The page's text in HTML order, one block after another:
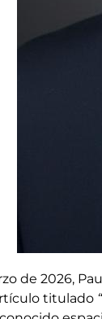
de 2026,
titulado